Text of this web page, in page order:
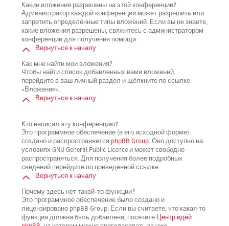
Какие вложения разрешены на этой конференции?
Администратор каждой конференции может разрешить или
запретить определённые типы вложений. Если вы не знаете,
какие вложения разрешены, свяжитесь с администратором
конференции для получения помощи.
Вернуться к началу
Как мне найти мои вложения?
Чтобы найти список добавленных вами вложений,
перейдите в ваш личный раздел и щёлкните по ссылке
«Вложения».
Вернуться к началу
Кто написал эту конференцию?
Это программное обеспечение (в его исходной форме)
создано и распространяется phpBB Group. Оно доступно на
условиях GNU General Public Licence и может свободно
распространяться. Для получения более подробных
сведений перейдите по приведённой ссылке.
Вернуться к началу
Почему здесь нет такой-то функции?
Это программное обеспечение было создано и
лицензировано phpBB Group. Если вы считаете, что какая-то
функция должна быть добавлена, посетите Центр идей